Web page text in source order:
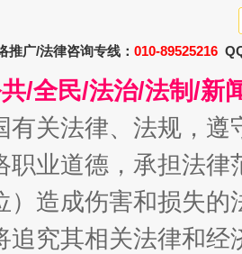
生不息
推广/法律咨询专线： 010-89525216
/全民/法治/法制/新
有关法律、法规，
职业道德，承担法
）造成伤害和损失
追究其相关法律和